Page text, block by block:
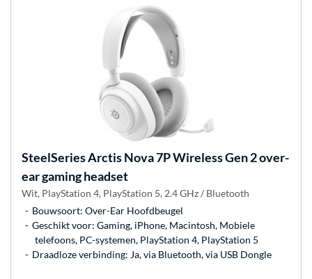
SteelSeriesArctis Nova 7P Wireless Gen 2 over-
ear gaming headset
Wit, PlayStation 4, PlayStation 5, 2.4 GHz / Bluetooth
Bouwsoort: Over-Ear Hoofdbeugel
Geschikt voor: Gaming, iPhone, Macintosh, Mobiele
telefoons, PC-systemen, PlayStation 4, PlayStation 5
Draadloze verbinding: Ja, via Bluetooth, via USB Dongle